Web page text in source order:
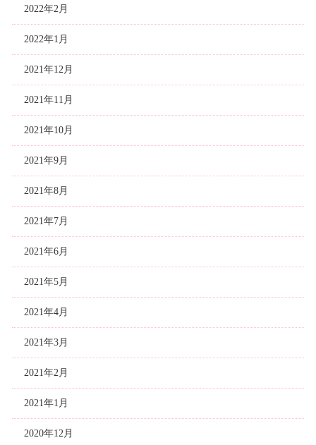
2022年2月
2022年1月
2021年12月
2021年11月
2021年10月
2021年9月
2021年8月
2021年7月
2021年6月
2021年5月
2021年4月
2021年3月
2021年2月
2021年1月
2020年12月